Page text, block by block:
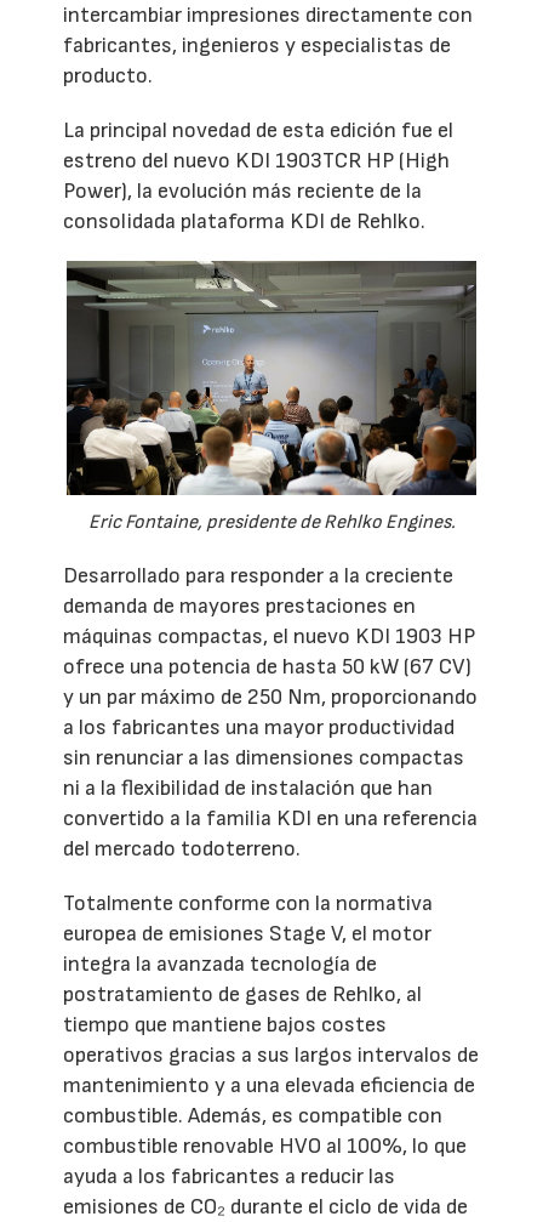
intercambiar impresiones directamente con
fabricantes, ingenieros y especialistas de
producto.
La principal novedad de esta edición fue el
estreno del nuevo KDI 1903TCR HP (High
Power), la evolución más reciente de la
consolidada plataforma KDI de Rehlko.
Eric Fontaine, presidente de Rehlko Engines.
Desarrollado para responder a la creciente
demanda de mayores prestaciones en
máquinas compactas, el nuevo KDI 1903 HP
ofrece una potencia de hasta 50 kW (67 CV)
y un par máximo de 250 Nm, proporcionando
a los fabricantes una mayor productividad
sin renunciar a las dimensiones compactas
ni a la flexibilidad de instalación que han
convertido a la familia KDI en una referencia
del mercado todoterreno.
Totalmente conforme con la normativa
europea de emisiones Stage V, el motor
integra la avanzada tecnología de
postratamiento de gases de Rehlko, al
tiempo que mantiene bajos costes
operativos gracias a sus largos intervalos de
mantenimiento y a una elevada eficiencia de
combustible. Además, es compatible con
combustible renovable HVO al 100%, lo que
ayuda a los fabricantes a reducir las
emisiones de CO₂ durante el ciclo de vida de